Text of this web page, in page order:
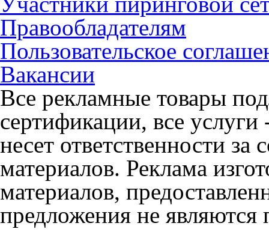
Правообладателям
Пользовательское
Вакансии
Все рекламные товары
сертификации, все
несет ответственности
материалов. Реклама
материалов,
предложения не